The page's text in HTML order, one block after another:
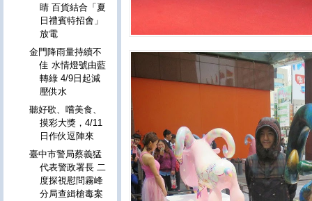
睛 百貨結合「夏
日禮賓特招會」
放電
金門降雨量持續不
佳 水情燈號由藍
轉綠 4/9日起減
壓供水
聽好歌、嚐美食、
摸彩大獎，4/11
日作伙逗陣來
臺中市警局蔡義猛
代表警政署長 二
度探視慰問霧峰
分局查緝槍毒案